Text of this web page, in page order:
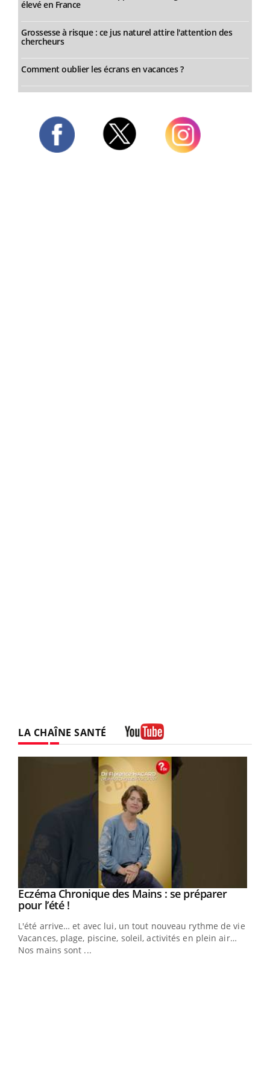
élevé en France
Grossesse à risque : ce jus naturel attire l'attention des
chercheurs
Comment oublier les écrans en vacances ?
LA CHAÎNE SANTÉ
Youtube
Eczéma Chronique des Mains : se préparer
pour l’été !Youtube
L'été arrive… et avec lui, un tout nouveau rythme de vie !
Vacances, plage, piscine, soleil, activités en plein air…
Nos mains sont ...